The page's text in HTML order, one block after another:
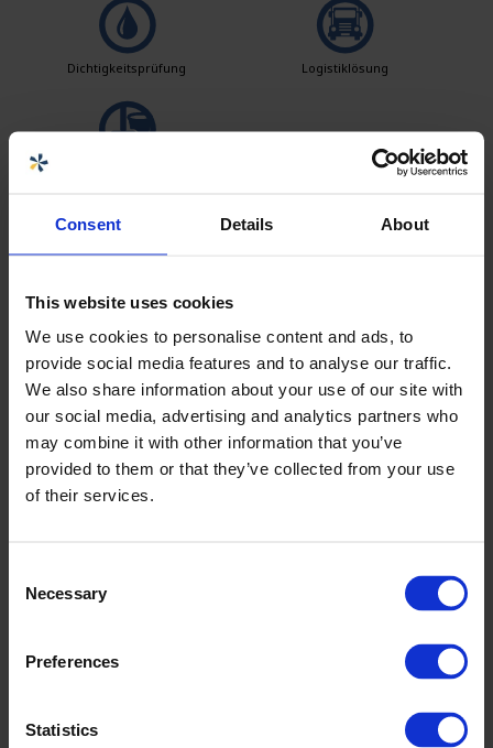
Consent Details About
This website uses cookies
We use cookies to personalise content and ads, to
provide social media features and to analyse our traffic.
We also share information about your use of our site with
our social media, advertising and analytics partners who
may combine it with other information that you’ve
provided to them or that they’ve collected from your use
of their services.
Selection
Necessary
Preferences
Statistics
Dichtigkeitsprüfung Logistiklösung
Mark Grouwe
Sales responsible CPX Industry
mark.grouwe@cipax.com
+31 (0) 548 515 172